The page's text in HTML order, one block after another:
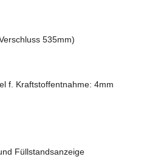
535mm)
f. Kraftstoffentnahme: 4mm
Füllstandsanzeige